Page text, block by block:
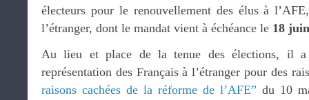
électeurs pour le renouvellement des élus à
l’étranger, dont le mandat vient à échéance le 18
Au lieu et place de la tenue des élections, il a
représentation des Français à l’étranger pour des
raisons cachées de la réforme de l’AFE” du 10